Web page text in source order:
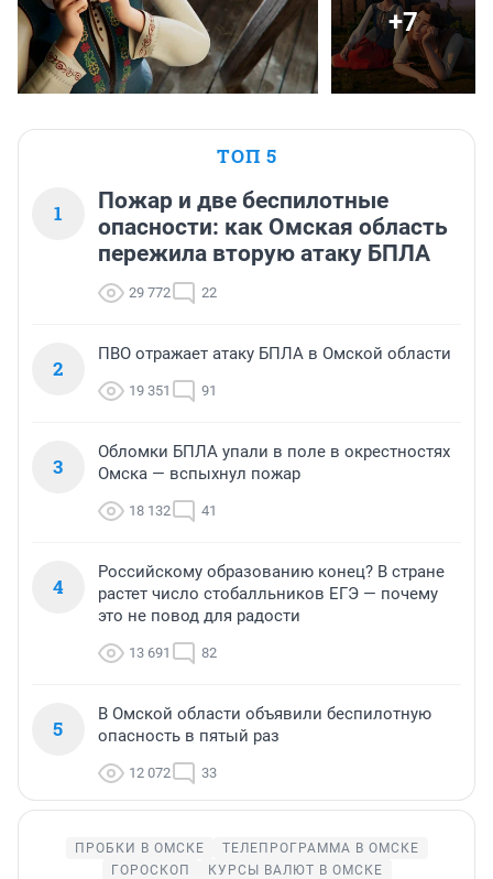
+7
ТОП 5
1
Пожар и две беспилотные
опасности: как Омская область
пережила вторую атаку БПЛА
29 772 22
2
ПВО отражает атаку БПЛА в Омской области
19 351 91
3
Обломки БПЛА упали в поле в окрестностях
Омска — вспыхнул пожар
18 132 41
4
Российскому образованию конец? В стране
растет число стобалльников ЕГЭ — почему
это не повод для радости
13 691 82
5
В Омской области объявили беспилотную
опасность в пятый раз
12 072 33
ПРОБКИ В ОМСКЕ
ТЕЛЕПРОГРАММА В ОМСКЕ
ГОРОСКОП
КУРСЫ ВАЛЮТ В ОМСКЕ